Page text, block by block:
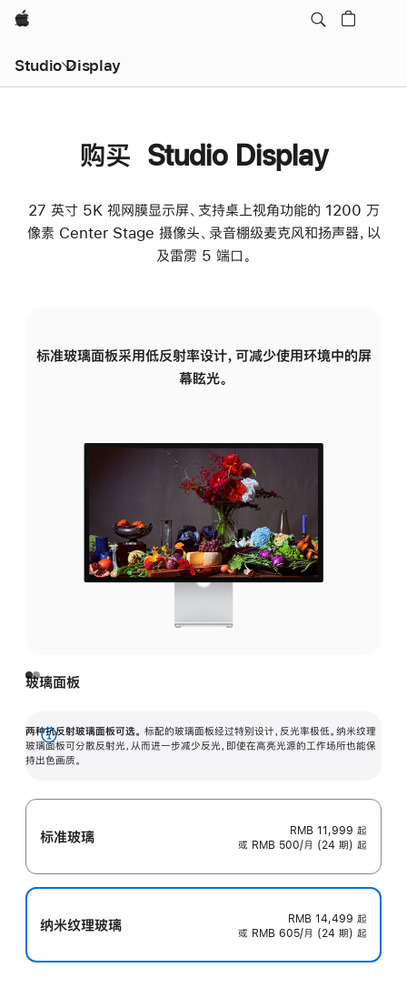
Apple
Studio Display
购买 Studio Display
27 英寸 5K 视网膜显示屏、支持桌上视角功能的 1200 万
像素 Center Stage 摄像头、录音棚级麦克风和扬声器，以
及雷雳 5 端口。
标准玻璃面板采用低反射率设计，可减少使用环境中的屏
幕眩光。
玻璃面板
两种抗反射玻璃面板可选。 标配的玻璃面板经过特别设计，反光率极低。纳米纹理
玻璃面板可分散反射光，从而进一步减少反光，即使在高亮光源的工作场所也能保
持出色画质。
展
开
标准玻璃 RMB 11,999 起
或 RMB 500/月 (24 期) 起
纳米纹理玻璃 RMB 14,499 起
或 RMB 605/月 (24 期) 起